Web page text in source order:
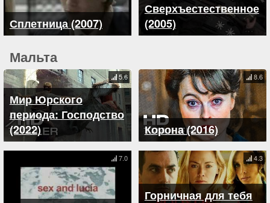
Сплетница (2007)
Сверхъестественное
(2005)
Мальта
Мир Юрского
периода: Господство
(2022)
5.6
Корона (2016)
8.6
7.0
Горничная для тебя
4.3